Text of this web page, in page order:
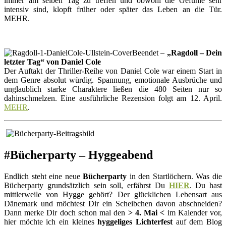
intensiv sind, klopft früher oder später das Leben an die Tür.
MEHR.
Beendet – „Ragdoll – Dein
letzter Tag“ von Daniel Cole
Der Auftakt der Thriller-Reihe von Daniel Cole war einem Start in
dem Genre absolut würdig. Spannung, emotionale Ausbrüche und
unglaublich starke Charaktere ließen die 480 Seiten nur so
dahinschmelzen. Eine ausführliche Rezension folgt am 12. April.
MEHR.
#Bücherparty – Hyggeabend
Endlich steht eine neueBücherparty in den Startlöchern. Was die
Bücherparty grundsätzlich sein soll, erfährst Du HIER. Du hast
mittlerweile von Hygge gehört? Der glücklichen Lebensart aus
Dänemark und möchtest Dir ein Scheibchen davon abschneiden?
Dann merke Dir doch schon mal den > 4. Mai < im Kalender vor,
hier möchte ich ein kleineshyggeliges Lichterfest auf dem Blog